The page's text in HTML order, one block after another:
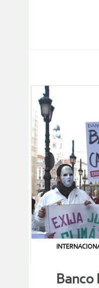
Banco